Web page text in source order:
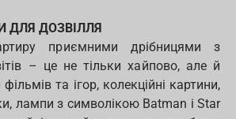
ДЛЯ ДОЗВІЛЛЯ
приємними дрібницями з
– це не тільки хайпово, але й
та ігор, колекційні картини,
лампи з символікою Batman і Star